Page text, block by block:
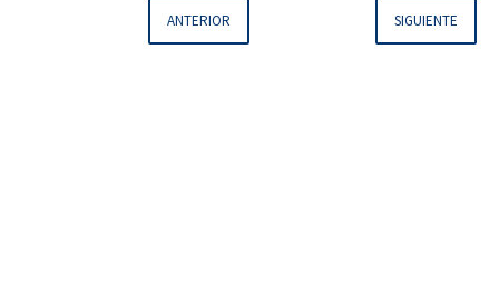
ANTERIOR SIGUIENTE